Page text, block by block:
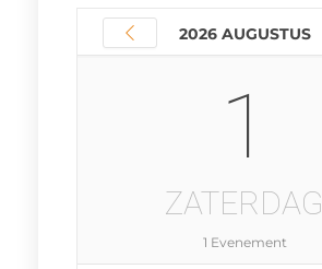
2026 AUGUSTUS
1
ZATERDAG
1 Evenement